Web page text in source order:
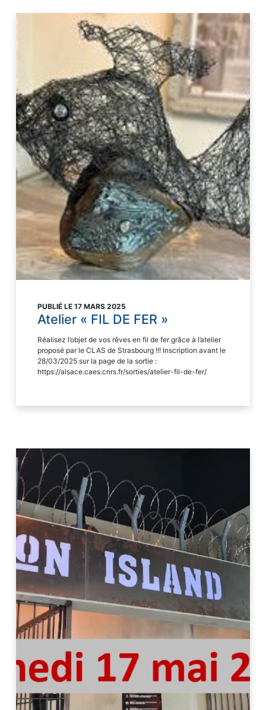
PUBLIÉ LE 17 MARS 2025
Atelier « FIL DE FER »
Réalisez l’objet de vos rêves en fil de fer grâce à l’atelier
proposé par le CLAS de Strasbourg !!! Inscription avant le
28/03/2025 sur la page de la sortie :
https://alsace.caes.cnrs.fr/sorties/atelier-fil-de-fer/